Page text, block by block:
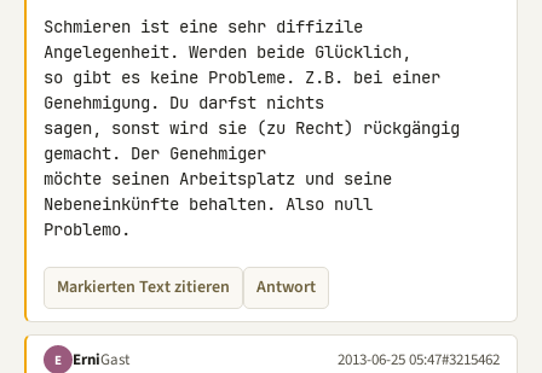
Schmieren ist eine sehr diffizile
Angelegenheit. Werden beide Glücklich,
so gibt es keine Probleme. Z.B. bei einer
Genehmigung. Du darfst nichts
sagen, sonst wird sie (zu Recht) rückgängig
gemacht. Der Genehmiger
möchte seinen Arbeitsplatz und seine
Nebeneinkünfte behalten. Also null
Problemo.
Markierten Text zitieren Antwort
E ErniGast 2013-06-25 05:47#3215462